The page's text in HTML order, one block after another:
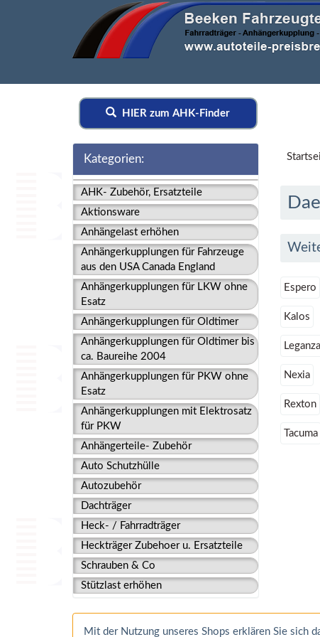
HIER zum AHK-Finder
Kategorien:
AHK- Zubehör, Ersatzteile
Aktionsware
Anhängelast erhöhen
Anhängerkupplungen für Fahrzeuge
aus den USA Canada England
Anhängerkupplungen für LKW ohne
Esatz
Anhängerkupplungen für Oldtimer
Anhängerkupplungen für Oldtimer bis
ca. Baureihe 2004
Anhängerkupplungen für PKW ohne
Esatz
Anhängerkupplungen mit Elektrosatz
für PKW
Anhängerteile- Zubehör
Auto Schutzhülle
Autozubehör
Dachträger
Heck- / Fahrradträger
Heckträger Zubehoer u. Ersatzteile
Schrauben & Co
Stützlast erhöhen
Espero
Kalos
Leganza
Nexia
Rexton
Tacuma
Mit der Nutzung unseres Shops erklären Sie sich